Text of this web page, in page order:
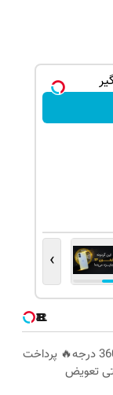
›
🔥دوربین لامپی چرخشی 360 درجه🔥 پرداخت
تعویض